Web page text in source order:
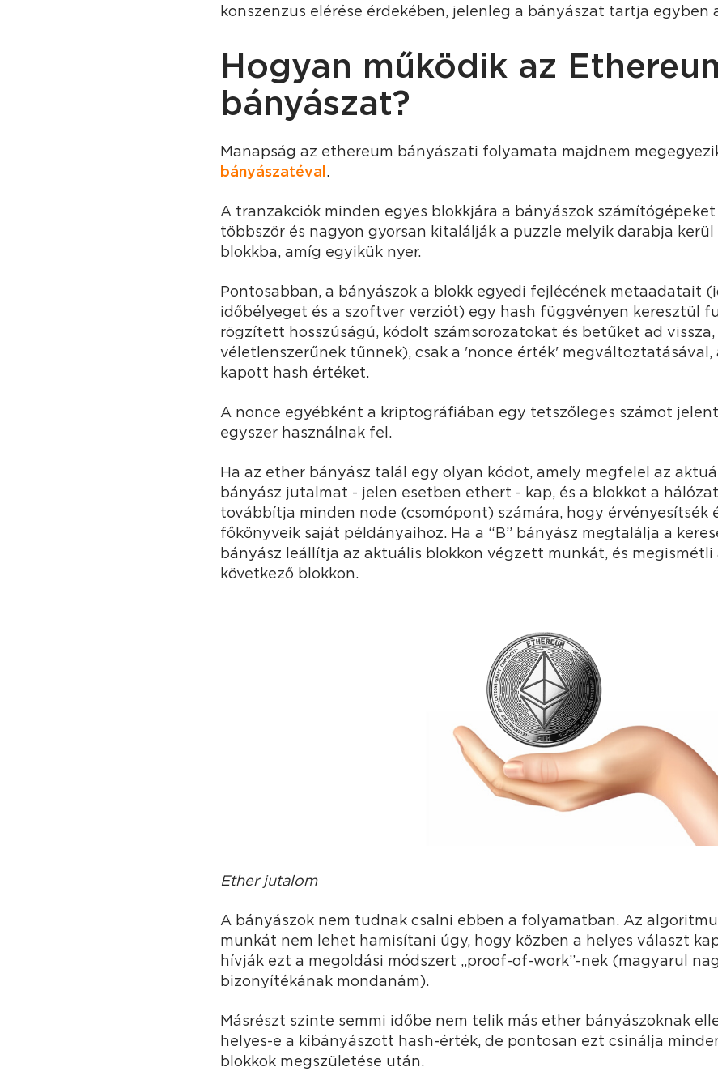
konszenzus elérése érdekében, jelenleg a bányászat tartja egyben
Hogyan működik az
bányászat?
Manapság az ethereum bányászati folyamata majdnem
bányászatéval .
A tranzakciók minden egyes blokkjára a bányászok
többször és nagyon gyorsan kitalálják a puzzle melyik darabja kerül
blokkba, amíg egyikük nyer.
Pontosabban, a bányászok a blokk egyedi fejlécének metaadatait
időbélyeget és a szoftver verziót) egy hash függvényen keresztül
rögzített hosszúságú, kódolt számsorozatokat és betűket ad vissza,
véletlenszerűnek tűnnek), csak a 'nonce érték' megváltoztatásával,
kapott hash értéket.
A nonce egyébként a kriptográfiában egy tetszőleges számot
egyszer használnak fel.
Ha az ether bányász talál egy olyan kódot, amely megfelel az
bányász jutalmat - jelen esetben ethert - kap, és a blokkot a
továbbítja minden node (csomópont) számára, hogy érvényesítsék
főkönyveik saját példányaihoz. Ha a “B” bányász megtalálja a
bányász leállítja az aktuális blokkon végzett munkát, és
következő blokkon.
Ether jutalom
A bányászok nem tudnak csalni ebben a folyamatban. Az
munkát nem lehet hamisítani úgy, hogy közben a helyes választ
hívják ezt a megoldási módszert „proof-of-work”-nek (magyarul
bizonyítékának mondanám).
Másrészt szinte semmi időbe nem telik más ether bányászoknak
helyes-e a kibányászott hash-érték, de pontosan ezt csinálja
blokkok megszületése után.